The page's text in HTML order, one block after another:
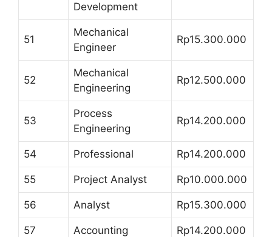
Development
51
Mechanical
Engineer
Rp15.300.000
52
Mechanical
Engineering
Rp12.500.000
53
Process
Engineering
Rp14.200.000
54 Professional Rp14.200.000
55 Project Analyst Rp10.000.000
56 Analyst Rp15.300.000
57 Accounting Rp14.200.000